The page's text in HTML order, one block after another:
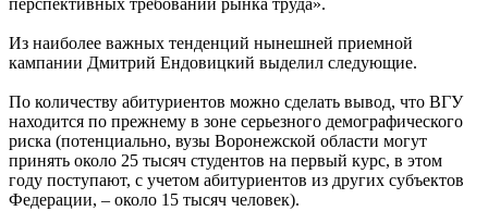
перспективных требований рынка труда».
Из наиболее важных тенденций нынешней приемной
кампании Дмитрий Ендовицкий выделил следующие.
По количеству абитуриентов можно сделать вывод, что ВГУ
находится по прежнему в зоне серьезного демографического
риска (потенциально, вузы Воронежской области могут
принять около 25 тысяч студентов на первый курс, в этом
году поступают, с учетом абитуриентов из других субъектов
Федерации, – около 15 тысяч человек).